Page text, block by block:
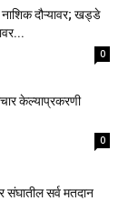
दौऱ्यावर; खड्डे
0
केल्याप्रकरणी
0
संघातील सर्व मतदान